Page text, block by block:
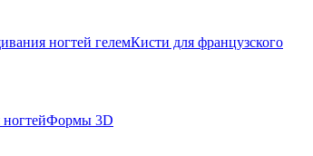
ногтей гелемКисти для французского
Формы 3D